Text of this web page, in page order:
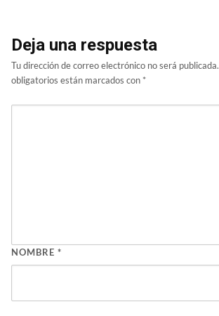
Deja una respuesta
Tu dirección de correo electrónico no será publicada.
obligatorios están marcados con *
NOMBRE *